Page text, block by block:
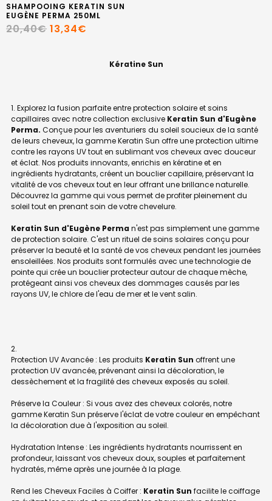
SHAMPOOING KERATIN SUN
EUGÈNE PERMA 250ML
20,40€ 13,34€
Kératine Sun
Explorez la fusion parfaite entre protection solaire et soins
capillaires avec notre collection exclusive Keratin Sun d'Eugène
Perma. Conçue pour les aventuriers du soleil soucieux de la santé
de leurs cheveux, la gamme Keratin Sun offre une protection ultime
contre les rayons UV tout en sublimant vos cheveux avec douceur
et éclat. Nos produits innovants, enrichis en kératine et en
ingrédients hydratants, créent un bouclier capillaire, préservant la
vitalité de vos cheveux tout en leur offrant une brillance naturelle.
Découvrez la gamme qui vous permet de profiter pleinement du
soleil tout en prenant soin de votre chevelure.
Keratin Sun d'Eugène Perma n'est pas simplement une gamme
de protection solaire. C'est un rituel de soins solaires conçu pour
préserver la beauté et la santé de vos cheveux pendant les journées
ensoleillées. Nos produits sont formulés avec une technologie de
pointe qui crée un bouclier protecteur autour de chaque mèche,
protégeant ainsi vos cheveux des dommages causés par les
rayons UV, le chlore de l'eau de mer et le vent salin.
Protection UV Avancée : Les produits Keratin Sun offrent une
protection UV avancée, prévenant ainsi la décoloration, le
dessèchement et la fragilité des cheveux exposés au soleil.
Préserve la Couleur : Si vous avez des cheveux colorés, notre
gamme Keratin Sun préserve l'éclat de votre couleur en empêchant
la décoloration due à l'exposition au soleil.
Hydratation Intense : Les ingrédients hydratants nourrissent en
profondeur, laissant vos cheveux doux, souples et parfaitement
hydratés, même après une journée à la plage.
Rend les Cheveux Faciles à Coiffer : Keratin Sun facilite le coiffage